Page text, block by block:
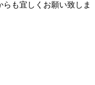
も宜しくお願い致しま